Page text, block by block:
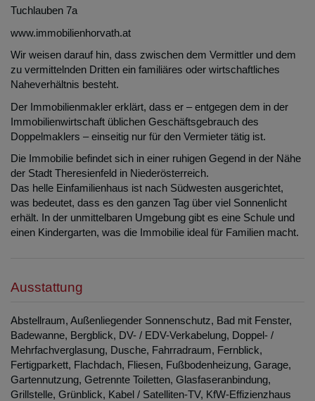
Tuchlauben 7a
www.immobilienhorvath.at
Wir weisen darauf hin, dass zwischen dem Vermittler und dem
zu vermittelnden Dritten ein familiäres oder wirtschaftliches
Naheverhältnis besteht.
Der Immobilienmakler erklärt, dass er – entgegen dem in der
Immobilienwirtschaft üblichen Geschäftsgebrauch des
Doppelmaklers – einseitig nur für den Vermieter tätig ist.
Die Immobilie befindet sich in einer ruhigen Gegend in der Nähe
der Stadt Theresienfeld in Niederösterreich.
Das helle Einfamilienhaus ist nach Südwesten ausgerichtet,
was bedeutet, dass es den ganzen Tag über viel Sonnenlicht
erhält. In der unmittelbaren Umgebung gibt es eine Schule und
einen Kindergarten, was die Immobilie ideal für Familien macht.
Ausstattung
Abstellraum Außenliegender Sonnenschutz Bad mit Fenster
Badewanne Bergblick DV- / EDV-Verkabelung Doppel- /
Mehrfachverglasung Dusche Fahrradraum Fernblick
Fertigparkett Flachdach Fliesen Fußbodenheizung Garage
Gartennutzung Getrennte Toiletten Glasfaseranbindung
Grillstelle Grünblick Kabel / Satelliten-TV KfW-Effizienzhaus